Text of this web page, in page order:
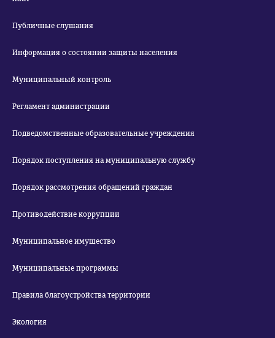
Публичные слушания
Информация о состоянии защиты населения
Муниципальный контроль
Регламент администрации
Подведомственные образовательные учреждения
Порядок поступления на муниципальную службу
Порядок рассмотрения обращений граждан
Противодействие коррупции
Муниципальное имущество
Муниципальные программы
Правила благоустройства территории
Экология